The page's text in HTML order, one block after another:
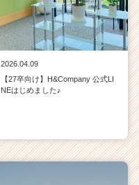
2026.04.09
【27卒向け】H&Company 公式LI
NEはじめました♪